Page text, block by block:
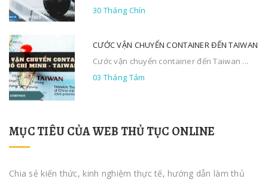
30 Tháng Chín
CƯỚC VẬN CHUYỂN CONTAINER ĐẾN TAIWAN
Cước vận chuyển container đến Taiwan ...
03 Tháng Tám
MỤC TIÊU CỦA WEB THỦ TỤC ONLINE
Chia sẻ kiến thức, kinh nghiệm thực tế, hướng dẫn làm thủ